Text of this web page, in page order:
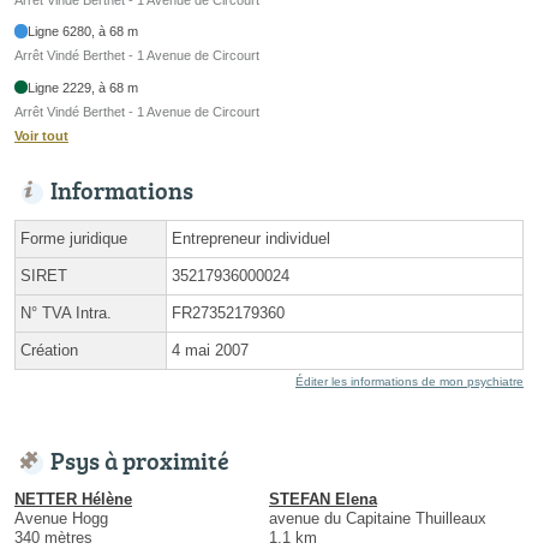
Ligne 6280, à 68 m
Arrêt Vindé Berthet - 1 Avenue de Circourt
Ligne 2229, à 68 m
Arrêt Vindé Berthet - 1 Avenue de Circourt
Voir tout
Informations
Forme juridique Entrepreneur individuel
SIRET 35217936000024
N° TVA Intra. FR27352179360
Création 4 mai 2007
Éditer les informations de mon psychiatre
Psys à proximité
NETTER Hélène
Avenue Hogg
340 mètres
STEFAN Elena
avenue du Capitaine Thuilleaux
1.1 km